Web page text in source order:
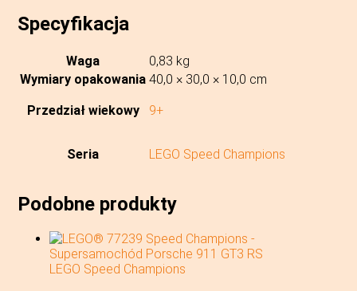
Specyfikacja
Waga
0,83 kg
Wymiary opakowania 40,0 × 30,0 × 10,0 cm
Przedział wiekowy 9+
Seria LEGO Speed Champions
Podobne produkty
LEGO Speed Champions